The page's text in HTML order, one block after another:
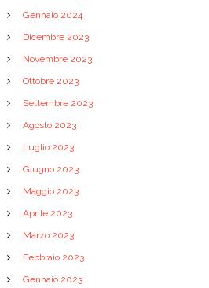
Gennaio 2024
Dicembre 2023
Novembre 2023
Ottobre 2023
Settembre 2023
Agosto 2023
Luglio 2023
Giugno 2023
Maggio 2023
Aprile 2023
Marzo 2023
Febbraio 2023
Gennaio 2023